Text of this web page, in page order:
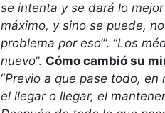
se intenta y se dará lo
máximo, y sino se puede,
problema por eso’”. “Los
nuevo”. Cómo cambió su
“Previo a que pase todo, en
el llegar o llegar, el